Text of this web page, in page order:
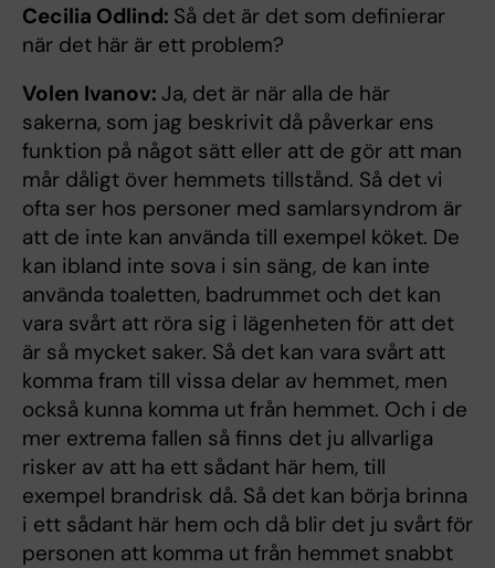
Cecilia Odlind: Så det är det som definierar
när det här är ett problem?
Volen Ivanov: Ja, det är när alla de här
sakerna, som jag beskrivit då påverkar ens
funktion på något sätt eller att de gör att man
mår dåligt över hemmets tillstånd. Så det vi
ofta ser hos personer med samlarsyndrom är
att de inte kan använda till exempel köket. De
kan ibland inte sova i sin säng, de kan inte
använda toaletten, badrummet och det kan
vara svårt att röra sig i lägenheten för att det
är så mycket saker. Så det kan vara svårt att
komma fram till vissa delar av hemmet, men
också kunna komma ut från hemmet. Och i de
mer extrema fallen så finns det ju allvarliga
risker av att ha ett sådant här hem, till
exempel brandrisk då. Så det kan börja brinna
i ett sådant här hem och då blir det ju svårt för
personen att komma ut från hemmet snabbt